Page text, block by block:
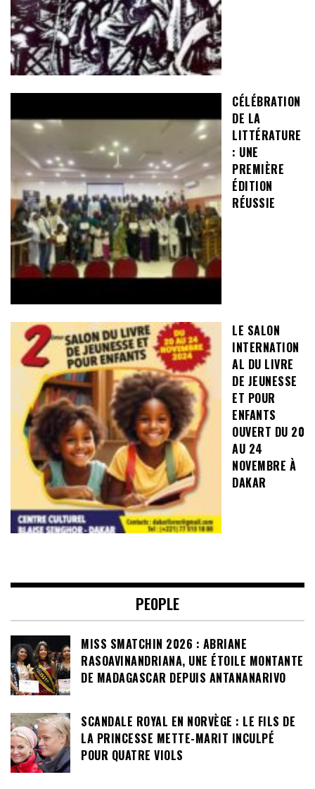
CÉLÉBRATION
DE LA
LITTÉRATURE
: UNE
PREMIÈRE
ÉDITION
RÉUSSIE
LE SALON
INTERNATION
AL DU LIVRE
DE JEUNESSE
ET POUR
ENFANTS
OUVERT DU 20
AU 24
NOVEMBRE À
DAKAR
PEOPLE
MISS SMATCHIN 2026 : ABRIANE
RASOAVINANDRIANA, UNE ÉTOILE MONTANTE
DE MADAGASCAR DEPUIS ANTANANARIVO
SCANDALE ROYAL EN NORVÈGE : LE FILS DE
LA PRINCESSE METTE-MARIT INCULPÉ
POUR QUATRE VIOLS